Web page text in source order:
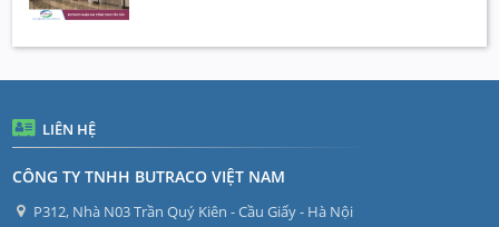
LIÊN HỆ
CÔNG TY TNHH BUTRACO VIỆT NAM
P312, Nhà N03 Trần Quý Kiên - Cầu Giấy - Hà Nội